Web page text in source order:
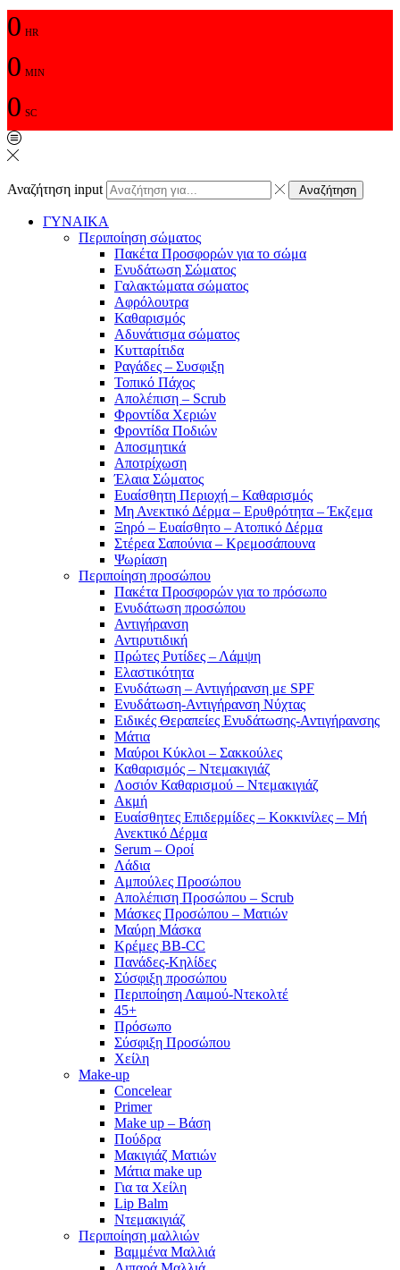
0 HR
0 MIN
0 SC
Αναζήτηση input Αναζήτηση
ΓΥΝΑΙΚΑ
Περιποίηση σώματος
Πακέτα Προσφορών για το σώμα
Ενυδάτωση Σώματος
Γαλακτώματα σώματος
Αφρόλουτρα
Καθαρισμός
Αδυνάτισμα σώματος
Κυτταρίτιδα
Ραγάδες – Συσφιξη
Τοπικό Πάχος
Απολέπιση – Scrub
Φροντίδα Χεριών
Φροντίδα Ποδιών
Αποσμητικά
Αποτρίχωση
Έλαια Σώματος
Ευαίσθητη Περιοχή – Καθαρισμός
Μη Ανεκτικό Δέρμα – Ερυθρότητα – Έκζεμα
Ξηρό – Ευαίσθητο – Ατοπικό Δέρμα
Στέρεα Σαπούνια – Κρεμοσάπουνα
Ψωρίαση
Περιποίηση προσώπου
Πακέτα Προσφορών για το πρόσωπο
Ενυδάτωση προσώπου
Αντιγήρανση
Αντιρυτιδική
Πρώτες Ρυτίδες – Λάμψη
Ελαστικότητα
Ενυδάτωση – Αντιγήρανση με SPF
Ενυδάτωση-Αντιγήρανση Νύχτας
Ειδικές Θεραπείες Ενυδάτωσης-Αντιγήρανσης
Μάτια
Μαύροι Κύκλοι – Σακκούλες
Καθαρισμός – Ντεμακιγιάζ
Λοσιόν Καθαρισμού – Ντεμακιγιάζ
Ακμή
Ευαίσθητες Επιδερμίδες – Κοκκινίλες – Μή
Ανεκτικό Δέρμα
Serum – Οροί
Λάδια
Αμπούλες Προσώπου
Απολέπιση Προσώπου – Scrub
Μάσκες Προσώπου – Ματιών
Μαύρη Μάσκα
Κρέμες BB-CC
Πανάδες-Κηλίδες
Σύσφιξη προσώπου
Περιποίηση Λαιμού-Ντεκολτέ
45+
Πρόσωπο
Σύσφιξη Προσώπου
Χείλη
Make-up
Concelear
Primer
Make up – Βάση
Πούδρα
Μακιγιάζ Ματιών
Μάτια make up
Για τα Χείλη
Lip Balm
Ντεμακιγιάζ
Περιποίηση μαλλιών
Βαμμένα Μαλλιά